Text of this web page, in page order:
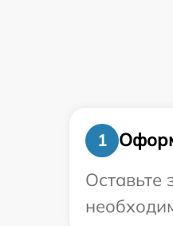
1
Оставьте